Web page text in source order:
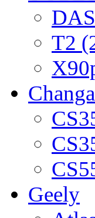
T2
Geely